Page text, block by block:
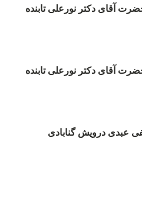
آقای دکتر نورعلی تابنده
آقای دکتر نورعلی تابنده
عبدی درویش گنابادی